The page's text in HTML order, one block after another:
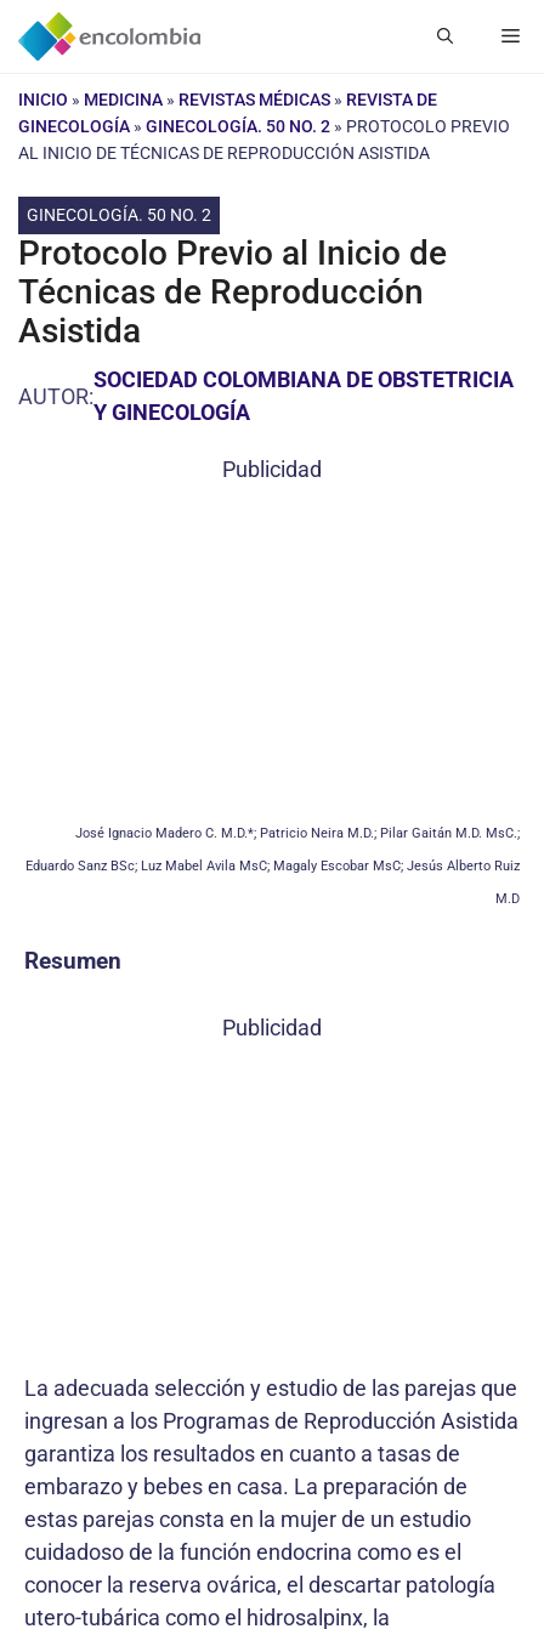
Saltar
INICIO » MEDICINA » REVISTAS MÉDICAS » REVISTA DE
GINECOLOGÍA » GINECOLOGÍA. 50 NO. 2 » PROTOCOLO PREVIO
AL INICIO DE TÉCNICAS DE REPRODUCCIÓN ASISTIDA
GINECOLOGÍA. 50 NO. 2
Protocolo Previo al Inicio de
Técnicas de Reproducción
Asistida
AUTOR:
SOCIEDAD COLOMBIANA DE OBSTETRICIA
Y GINECOLOGÍA
Publicidad
José Ignacio Madero C. M.D.*; Patricio Neira M.D.; Pilar Gaitán M.D. MsC.;
Eduardo Sanz BSc; Luz Mabel Avila MsC; Magaly Escobar MsC; Jesús Alberto Ruiz
M.D
Resumen
Publicidad
La adecuada selección y estudio de las parejas que
ingresan a los Programas de Reproducción Asistida
garantiza los resultados en cuanto a tasas de
embarazo y bebes en casa. La preparación de
estas parejas consta en la mujer de un estudio
cuidadoso de la función endocrina como es el
conocer la reserva ovárica, el descartar patología
utero-tubárica como el hidrosalpinx, la